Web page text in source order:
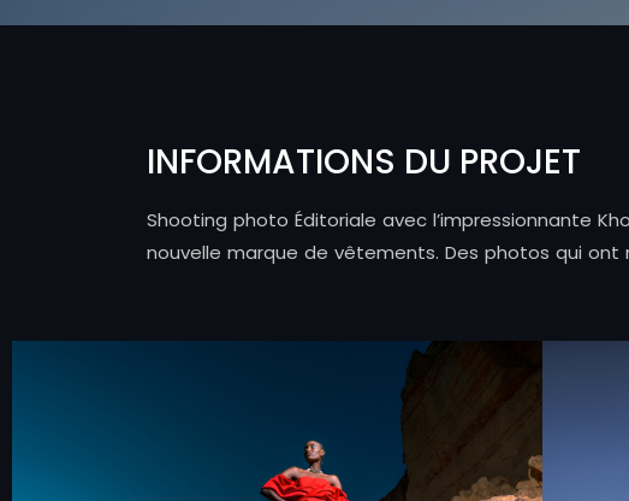
INFORMATIONS DU PROJET
Shooting photo Éditoriale avec l’impressionnante
nouvelle marque de vêtements. Des photos qui